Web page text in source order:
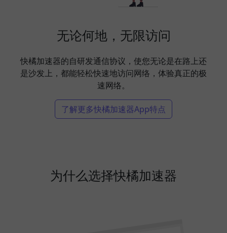
无论何地，无限访问
快橘加速器的自研发通信协议，使您无论是在路上还
是沙发上，都能轻松快速地访问网络，体验真正的极
速网络。
了解更多快橘加速器App特点
为什么选择快橘加速器